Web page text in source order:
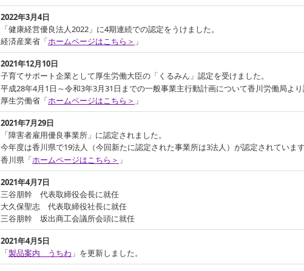
2022年3月4日
「健康経営優良法人2022」に4期連続での認定をうけました。
経済産業省「ホームページはこちら＞ 」
2021年12月10日
子育てサポート企業として厚生労働大臣の「くるみん」認定を受けました。
平成28年4月1日～令和3年3月31日までの一般事業主行動計画について香川労働局より
厚生労働省「ホームページはこちら＞ 」
2021年7月29日
「障害者雇用優良事業所」に認定されました。
今年度は香川県で19法人（今回新たに認定された事業所は3法人）が認定されています
香川県「ホームページはこちら＞ 」
2021年4月7日
三谷朋幹 代表取締役会長に就任
大久保聖志 代表取締役社長に就任
三谷朋幹 坂出商工会議所会頭に就任
2021年4月5日
「製品案内 うちわ 」を更新しました。